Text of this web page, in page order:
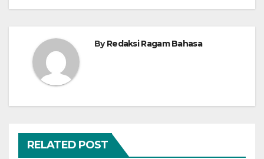
ByRedaksi Ragam Bahasa
RELATED POST